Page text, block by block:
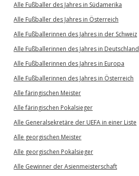
Alle Fußballer des Jahres in Südamerika
Alle Fußballer des Jahres in Österreich
Alle Fußballerinnen des Jahres in der Schweiz
Alle Fußballerinnen des Jahres in Deutschland
Alle Fußballerinnen des Jahres in Europa
Alle Fußballerinnen des Jahres in Österreich
Alle färingischen Meister
Alle färingischen Pokalsieger
Alle Generalsekretäre der UEFA in einer Liste
Alle georgischen Meister
Alle georgischen Pokalsieger
Alle Gewinner der Asienmeisterschaft